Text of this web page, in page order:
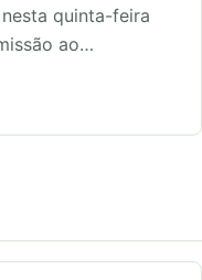
quinta-feira
ao…